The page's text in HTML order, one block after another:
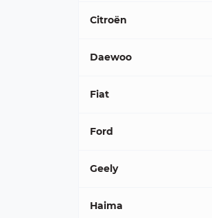
Citroën
Daewoo
Fiat
Ford
Geely
Haima